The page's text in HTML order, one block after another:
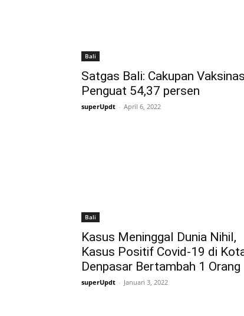
Bali
Satgas Bali: Cakupan
Penguat 54,37 persen
superUpdt - April 6, 2022
Bali
Kasus Meninggal Dunia Nihil,
Kasus Positif Covid-19 di
Denpasar Bertambah 1 Orang
superUpdt - Januari 3, 2022